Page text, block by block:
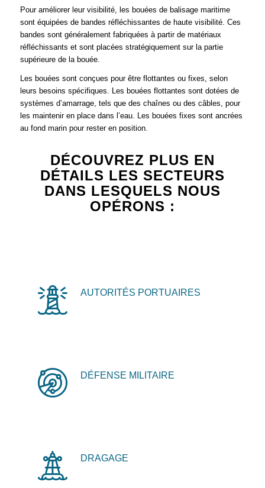
Pour améliorer leur visibilité, les bouées de balisage maritime
sont équipées de bandes réfléchissantes de haute visibilité. Ces
bandes sont généralement fabriquées à partir de matériaux
réfléchissants et sont placées stratégiquement sur la partie
supérieure de la bouée.
Les bouées sont conçues pour être flottantes ou fixes, selon
leurs besoins spécifiques. Les bouées flottantes sont dotées de
systèmes d’amarrage, tels que des chaînes ou des câbles, pour
les maintenir en place dans l’eau. Les bouées fixes sont ancrées
au fond marin pour rester en position.
DÉCOUVREZ PLUS EN
DÉTAILS LES SECTEURS
DANS LESQUELS NOUS
OPÉRONS :
AUTORITÉS PORTUAIRES
DÉFENSE MILITAIRE
DRAGAGE